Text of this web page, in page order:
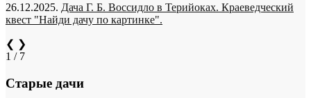
26.12.2025. Дача Г. Б. Воссидло в Терийоках. Краеведческий
квест "Найди дачу по картинке".
❮ ❯
1 / 7
Старые дачи